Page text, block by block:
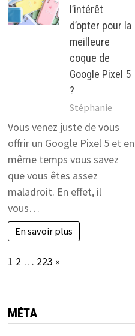
l’intérêt
d’opter pour la
meilleure
coque de
Google Pixel 5
?
Stéphanie
Vous venez juste de vous
offrir un Google Pixel 5 et en
même temps vous savez
que vous êtes assez
maladroit. En effet, il
vous…
En savoir plus
Page:
1 2 … 223 Next
»
MÉTA